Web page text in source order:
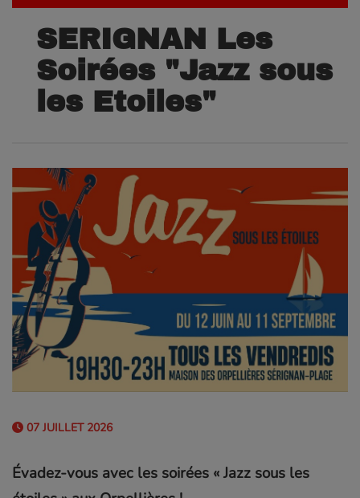
SERIGNAN Les
Soirées "Jazz sous
les Etoiles"
07 JUILLET 2026
Évadez-vous avec les soirées « Jazz sous les